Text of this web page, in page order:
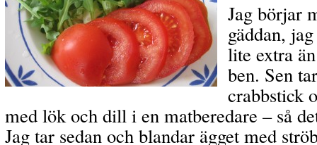
Jag börjar
gäddan,
lite extra
ben. Sen
crabbstick
med lök och dill i en matberedare – så
Jag tar sedan och blandar ägget med